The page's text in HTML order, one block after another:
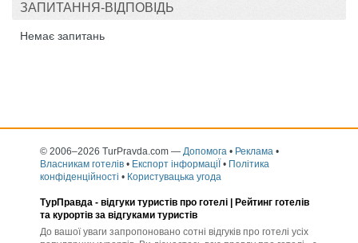
ЗАПИТАННЯ-ВІДПОВІДЬ
Немає запитань
© 2006–2026 TurPravda.com — Допомога • Реклама •
Власникам готелів • Експорт інформаціЇ • Політика
конфіденційності • Користувацька угода
ТурПравда - відгуки туристів про готелі | Рейтинг готелів
та курортів за відгуками туристів
До вашої уваги запропоновано сотні відгуків про готелі усіх